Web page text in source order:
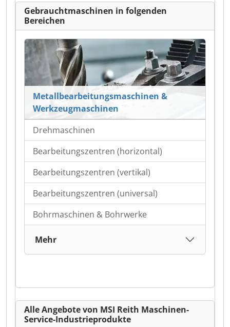
Gebrauchtmaschinen in folgenden
Bereichen
Metallbearbeitungsmaschinen &
Werkzeugmaschinen
Drehmaschinen
Bearbeitungszentren (horizontal)
Bearbeitungszentren (vertikal)
Bearbeitungszentren (universal)
Bohrmaschinen & Bohrwerke
Mehr
Alle Angebote von MSI Reith Maschinen-
Service-Industrieprodukte